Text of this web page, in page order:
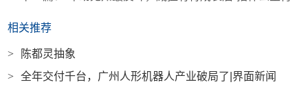
相关推荐
>
陈都灵抽象
>
全年交付千台，广州人形机器人产业破局了|界面新闻